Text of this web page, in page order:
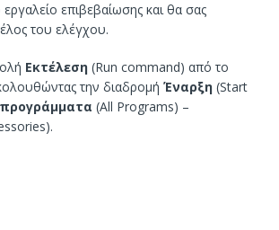
εργαλείο επιβεβαίωσης και θα σας
του ελέγχου.
Εκτέλεση (Run command) από το
την διαδρομή Έναρξη (Start
(All Programs) –